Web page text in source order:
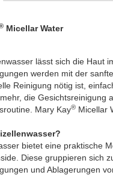
Micellar Water
lässt sich die Haut
werden mit der
Reinigung nötig ist,
die Gesichtsreinigung
Mary Kay®Micellar
bietet eine praktische
Diese gruppieren sich
und Ablagerungen